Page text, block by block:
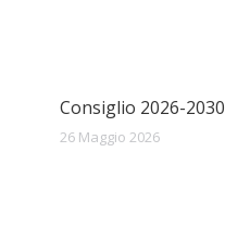
Consiglio 2026-2030
26 Maggio 2026